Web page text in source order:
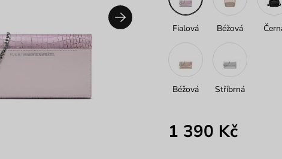
Fialová Béžová
Béžová Stříbrná
1 390 Kč